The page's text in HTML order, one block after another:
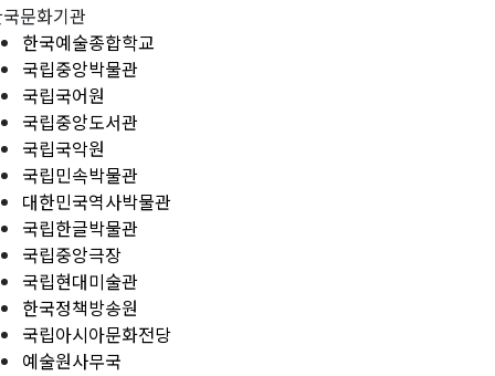
문화기관
한국예술종합학교
국립중앙박물관
국립국어원
국립중앙도서관
국립국악원
국립민속박물관
대한민국역사박물관
국립한글박물관
국립중앙극장
국립현대미술관
한국정책방송원
국립아시아문화전당
예술원사무국